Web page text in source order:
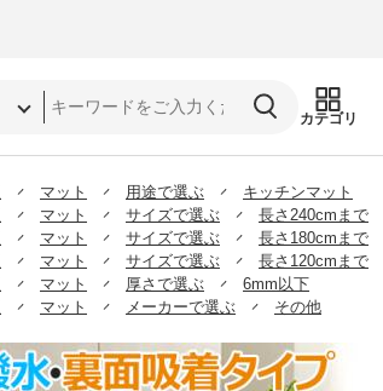
カテゴリ
マット 用途で選ぶ
キッチンマット
マット サイズで選ぶ
長さ240cmまで
マット サイズで選ぶ
長さ180cmまで
マット サイズで選ぶ
長さ120cmまで
マット 厚さで選ぶ
6mm以下
マット メーカーで選ぶ その他